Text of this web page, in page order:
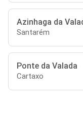
Azinhaga da
Santarém
Ponte da Valada
Cartaxo